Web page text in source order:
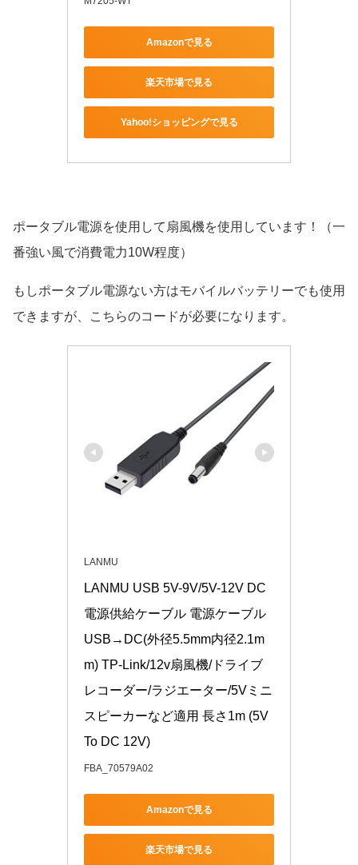
Amazonで見る
楽天市場で見る
Yahoo!ショッピングで見る
ポータブル電源を使用して扇風機を使用しています！（一
番強い風で消費電力10W程度）
もしポータブル電源ない方はモバイルバッテリーでも使用
できますが、こちらのコードが必要になります。
LANMU
LANMU USB 5V-9V/5V-12V DC
電源供給ケーブル 電源ケーブル
USB→DC(外径5.5mm内径2.1m
m) TP-Link/12v扇風機/ドライブ
レコーダー/ラジエーター/5Vミニ
スピーカーなど適用 長さ1m (5V
To DC 12V)
FBA_70579A02
Amazonで見る
楽天市場で見る